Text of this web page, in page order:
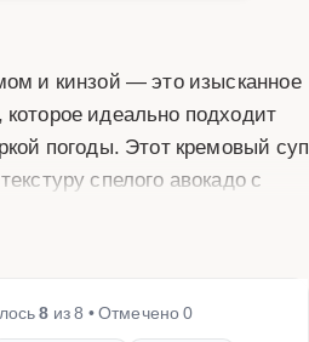
и кинзой — это изысканное
идеально подходит
погоды. Этот кремовый суп
спелого авокадо с
к категории
профиль и
8 из8 • Отмечено0